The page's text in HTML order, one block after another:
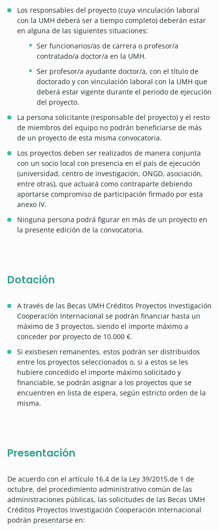
Los responsables del proyecto (cuya vinculación laboral
con la UMH deberá ser a tiempo completo) deberán estar
en alguna de las siguientes situaciones:
Ser funcionarios/as de carrera o profesor/a
contratado/a doctor/a en la UMH.
Ser profesor/a ayudante doctor/a, con el título de
doctorado y con vinculación laboral con la UMH que
deberá estar vigente durante el periodo de ejecución
del proyecto.
La persona solicitante (responsable del proyecto) y el resto
de miembros del equipo no podrán beneficiarse de más
de un proyecto de esta misma convocatoria.
Los proyectos deben ser realizados de manera conjunta
con un socio local con presencia en el país de ejecución
(universidad, centro de investigación, ONGD, asociación,
entre otras), que actuará como contraparte debiendo
aportarse compromiso de participación firmado por esta
anexo IV.
Ninguna persona podrá figurar en más de un proyecto en
la presente edición de la convocatoria.
Dotación
A través de las Becas UMH Créditos Proyectos Investigación
Cooperación Internacional se podrán financiar hasta un
máximo de 3 proyectos, siendo el importe máximo a
conceder por proyecto de 10.000 €.
Si existiesen remanentes, estos podrán ser distribuidos
entre los proyectos seleccionados o, si a estos se les
hubiere concedido el importe máximo solicitado y
financiable, se podrán asignar a los proyectos que se
encuentren en lista de espera, según estricto orden de la
misma.
Presentación
De acuerdo con el artículo 16.4 de la Ley 39/2015,de 1 de
octubre, del procedimiento administrativo común de las
administraciones públicas, las solicitudes de las Becas UMH
Créditos Proyectos Investigación Cooperación Internacional
podrán presentarse en: